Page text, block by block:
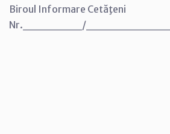
Biroul Informare Cetăţeni
Nr._______/